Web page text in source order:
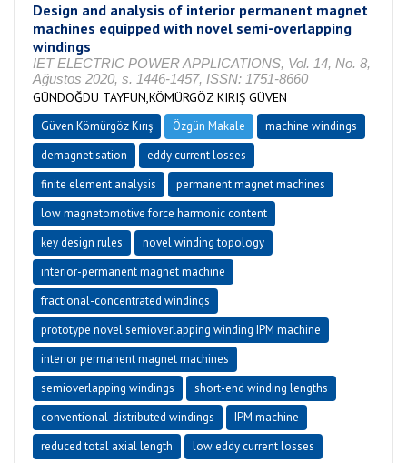
Design and analysis of interior permanent magnet
machines equipped with novel semi-overlapping
windings
IET ELECTRIC POWER APPLICATIONS, Vol. 14, No. 8,
Ağustos 2020, s. 1446-1457, ISSN: 1751-8660
GÜNDOĞDU TAYFUN,KÖMÜRGÖZ KIRIŞ GÜVEN
Güven Kömürgöz Kırış Özgün Makale
machine windings
demagnetisation
eddy current losses
finite element analysis
permanent magnet machines
low magnetomotive force harmonic content
key design rules
novel winding topology
interior-permanent magnet machine
fractional-concentrated windings
prototype novel semioverlapping winding IPM machine
interior permanent magnet machines
semioverlapping windings
short-end winding lengths
conventional-distributed windings
IPM machine
reduced total axial length
low eddy current losses